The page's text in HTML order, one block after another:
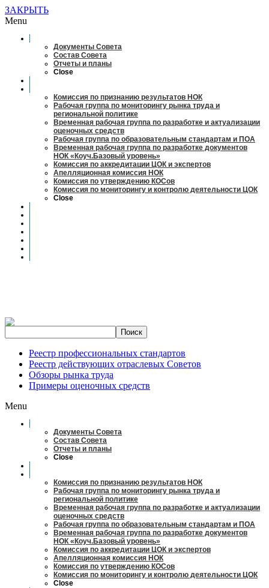
ЗАКРЫТЬ
Menu
Документы Совета
Состав Совета
Отчеты и планы
Close
Комиссия по признанию результатов НОК
Рабочая группа по мониторингу рынка труда и
региональной политике
Временная рабочая группа по разработке и актуализации
оценочных средств
Рабочая группа по образовательным стандартам и ПОА
Временная рабочая группа по разработке документов
НОК «Коуч.Базовый уровень»
Комиссия по аккредитации ЦОК и экспертов
Апелляционная комиссия НОК
Комиссия по утверждению КОСов
Комиссия по мониторингу и контролю деятельности ЦОК
Close
Реестр профессиональных стандартов
Реестр действующих отраслевых Советов
Обзоры рынка труда
Примеры оценочных средств
Menu
Документы Совета
Состав Совета
Отчеты и планы
Close
Комиссия по признанию результатов НОК
Рабочая группа по мониторингу рынка труда и
региональной политике
Временная рабочая группа по разработке и актуализации
оценочных средств
Рабочая группа по образовательным стандартам и ПОА
Временная рабочая группа по разработке документов
НОК «Коуч.Базовый уровень»
Комиссия по аккредитации ЦОК и экспертов
Апелляционная комиссия НОК
Комиссия по утверждению КОСов
Комиссия по мониторингу и контролю деятельности ЦОК
Close